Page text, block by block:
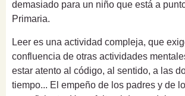
demasiado para un niño que está a
Primaria.
Leer es una actividad compleja, que
confluencia de otras actividades
estar atento al código, al sentido, a las
tiempo... El empeño de los padres y de